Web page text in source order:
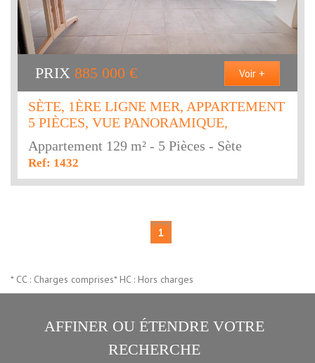
PRIX 885 000 € Voir +
SÈTE, 1ÈRE LIGNE MER, APPARTEMENT
5 PIÈCES, VUE PANORAMIQUE,
Appartement 129 m² - 5 Pièces - Sète
Ref: 1432
1
* CC : Charges comprises* HC : Hors charges
AFFINER OU ÉTENDRE VOTRE
RECHERCHE